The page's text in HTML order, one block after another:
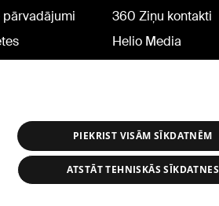
360 Ziņu kontakti
Helio Media
PIEKRIST VISĀM SĪKDATNĒM
ATSTĀT TEHNISKĀS SĪKDATNES